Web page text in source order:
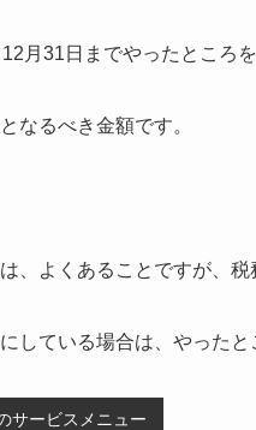
月31日までやったところ
なるべき金額です。
、よくあることですが、税
している場合は、やったと
サービスメニュー